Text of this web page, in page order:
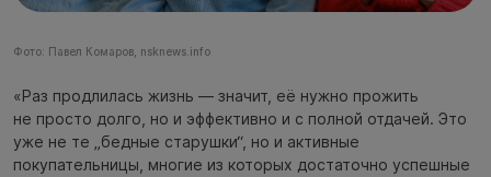
Фото: Павел Комаров, nsknews.info
«Раз продлилась жизнь — значит, её нужно прожить
не просто долго, но и эффективно и с полной отдачей. Это
уже не те „бедные старушки“, но и активные
покупательницы, многие из которых достаточно успешные